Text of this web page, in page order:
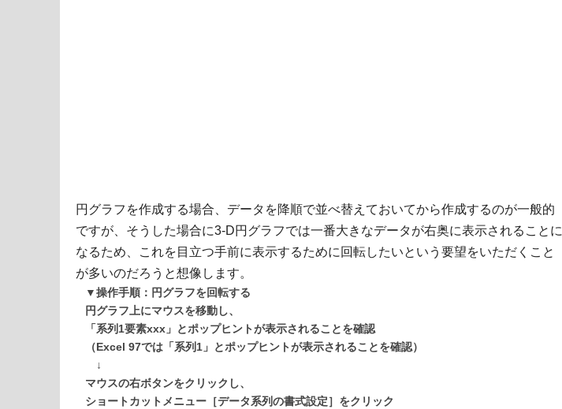
円グラフを作成する場合、データを降順で並べ替えておいてから作成するのが一般的
ですが、そうした場合に3-D円グラフでは一番大きなデータが右奥に表示されることに
なるため、これを目立つ手前に表示するために回転したいという要望をいただくこと
が多いのだろうと想像します。
▼操作手順：円グラフを回転する
円グラフ上にマウスを移動し、
「系列1要素xxx」とポップヒントが表示されることを確認
（Excel 97では「系列1」とポップヒントが表示されることを確認）
↓
マウスの右ボタンをクリックし、
ショートカットメニュー［データ系列の書式設定］をクリック